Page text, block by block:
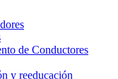
de Conductores
y reeducación